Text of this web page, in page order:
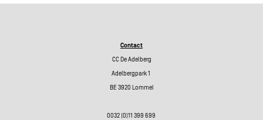
Contact
CC De Adelberg
Adelbergpark 1
BE 3920 Lommel
0032 (0)11 399 699